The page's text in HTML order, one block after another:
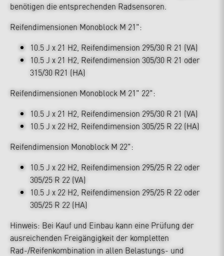
benötigen die entsprechenden Radsensoren.
Reifendimensionen Monoblock M 21":
10.5 J x 21 H2, Reifendimension 295/30 R 21 (VA)
10.5 J x 21 H2, Reifendimension 305/30 R 21 oder
315/30 R21 (HA)
Reifendimensionen Monoblock M 21" 22":
10.5 J x 21 H2, Reifendimension 295/30 R 21 (VA)
10.5 J x 22 H2, Reifendimension 305/25 R 22 (HA)
Reifendimension Monoblock M 22":
10.5 J x 22 H2, Reifendimension 295/25 R 22 oder
305/25 R 22 (VA)
10.5 J x 22 H2, Reifendimension 295/25 R 22 oder
305/25 R 22 (HA)
Hinweis: Bei Kauf und Einbau kann eine Prüfung der
ausreichenden Freigängigkeit der kompletten
Rad-/Reifenkombination in allen Belastungs- und